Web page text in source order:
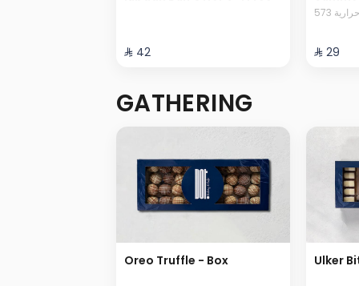
⁨⁦‪‬ 42⁩
حرارية
⁨⁦‪‬ 29⁩
GATHERING
Oreo Truffle - Box Ulker